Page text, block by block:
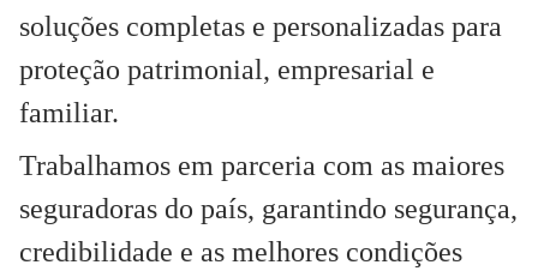
soluções completas e personalizadas para
proteção patrimonial, empresarial e
familiar.
Trabalhamos em parceria com as maiores
seguradoras do país, garantindo segurança,
credibilidade e as melhores condições